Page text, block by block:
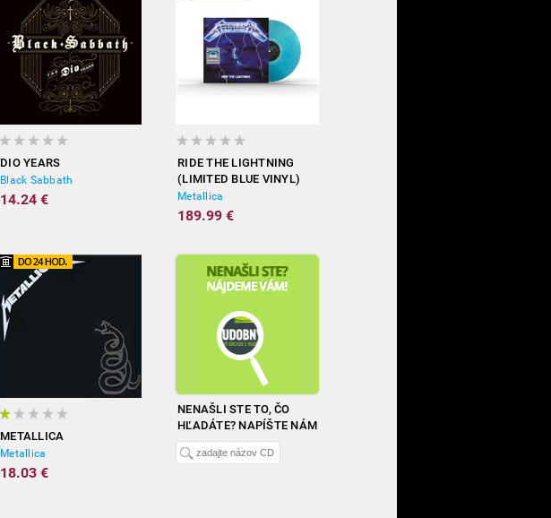
DIO YEARS
Black Sabbath
14.24 €
RIDE THE LIGHTNING
(LIMITED BLUE VINYL)
Metallica
189.99 €
METALLICA
Metallica
18.03 €
NENAŠLI STE TO, ČO
HĽADÁTE? NAPÍŠTE NÁM